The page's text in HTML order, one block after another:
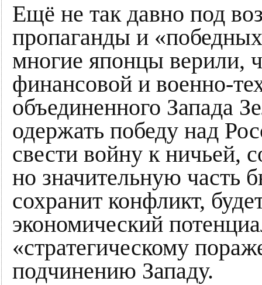
Ещё не так давно под
пропаганды и
многие японцы верили,
финансовой и военно-
объединенного Запада
одержать победу над
свести войну к ничьей,
но значительную
сохранит конфликт,
экономический
«стратегическому
подчинению Западу.